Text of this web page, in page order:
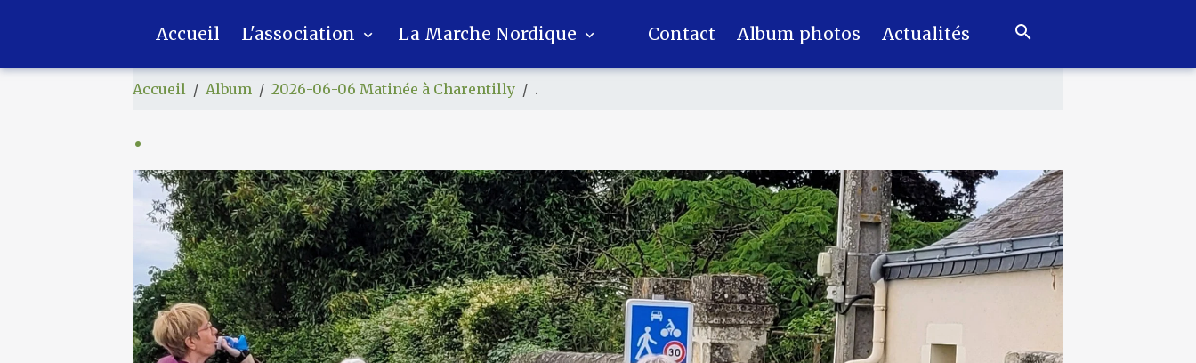
Accueil L'association La Marche Nordique Contact Album photos Actualités
Accueil Album 2026-06-06 Matinée à Charentilly .
.